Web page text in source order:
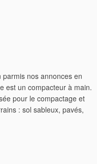
nos annonces en
est un compacteur à main.
pour le compactage et
: sol sableux, pavés,